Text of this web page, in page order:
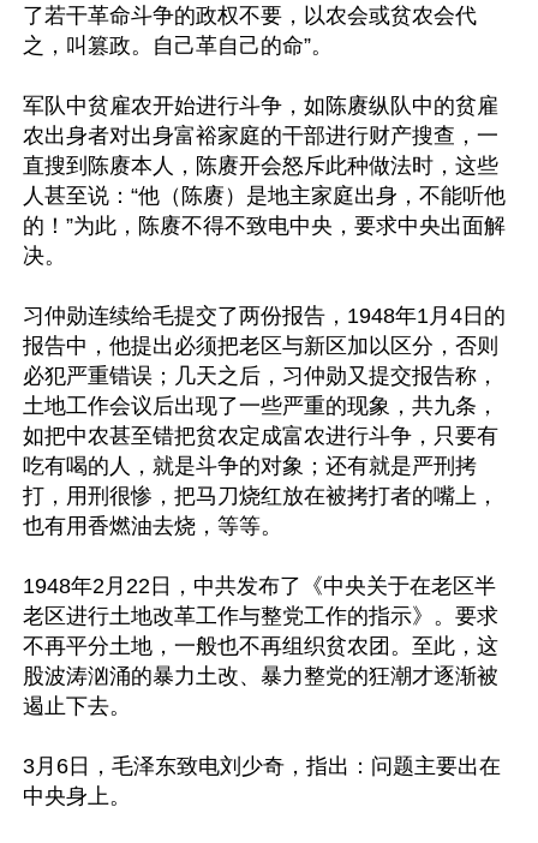
了若干革命斗争的政权不要，以农会或贫农会代
之，叫篡政。自己革自己的命”。
军队中贫雇农开始进行斗争，如陈赓纵队中的贫雇
农出身者对出身富裕家庭的干部进行财产搜查，一
直搜到陈赓本人，陈赓开会怒斥此种做法时，这些
人甚至说：“他（陈赓）是地主家庭出身，不能听他
的！”为此，陈赓不得不致电中央，要求中央出面解
决。
习仲勋连续给毛提交了两份报告，1948年1月4日的
报告中，他提出必须把老区与新区加以区分，否则
必犯严重错误；几天之后，习仲勋又提交报告称，
土地工作会议后出现了一些严重的现象，共九条，
如把中农甚至错把贫农定成富农进行斗争，只要有
吃有喝的人，就是斗争的对象；还有就是严刑拷
打，用刑很惨，把马刀烧红放在被拷打者的嘴上，
也有用香燃油去烧，等等。
1948年2月22日，中共发布了《中央关于在老区半
老区进行土地改革工作与整党工作的指示》。要求
不再平分土地，一般也不再组织贫农团。至此，这
股波涛汹涌的暴力土改、暴力整党的狂潮才逐渐被
遏止下去。
3月6日，毛泽东致电刘少奇，指出：问题主要出在
中央身上。